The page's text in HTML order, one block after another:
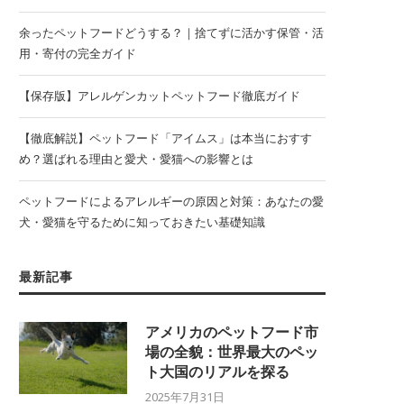
余ったペットフードどうする？｜捨てずに活かす保管・活
用・寄付の完全ガイド
【保存版】アレルゲンカットペットフード徹底ガイド
【徹底解説】ペットフード「アイムス」は本当におすす
め？選ばれる理由と愛犬・愛猫への影響とは
ペットフードによるアレルギーの原因と対策：あなたの愛
犬・愛猫を守るために知っておきたい基礎知識
最新記事
アメリカのペットフード市
場の全貌：世界最大のペッ
ト大国のリアルを探る
2025年7月31日